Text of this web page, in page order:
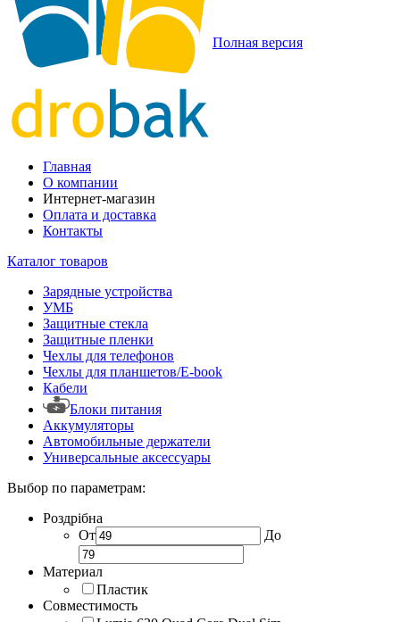
Полная версия
Главная
О компании
Интернет-магазин
Оплата и доставка
Контакты
Каталог товаров
Зарядные устройства
УМБ
Защитные стекла
Защитные пленки
Чехлы для телефонов
Чехлы для планшетов/E-book
Кабели
Блоки питания
Аккумуляторы
Автомобильные держатели
Универсальные аксессуары
Выбор по параметрам:
Роздрібна
От
До
Материал
Пластик
Совместимость